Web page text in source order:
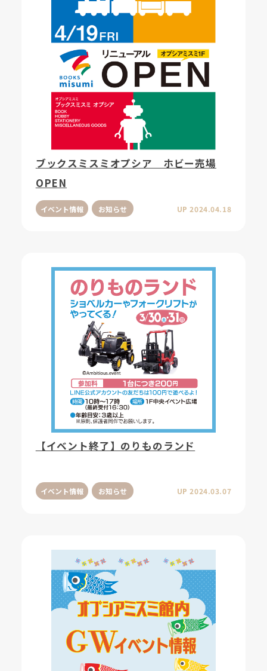
ブックスミスミオプシア ホビー売場
OPEN
イベント情報 お知らせ UP 2024.04.18
【イベント終了】のりものランド
イベント情報 お知らせ UP 2024.03.07